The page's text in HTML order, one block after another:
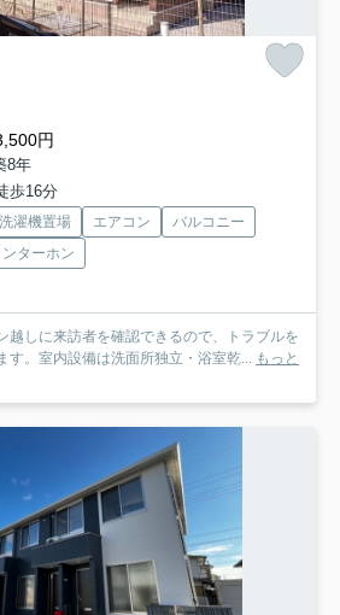
円
8年
歩16分
濯機置場 エアコン
バルコニー
ターホン
越しに来訪者を確認できるので、トラブルを
す。室内設備は洗面所独立・浴室乾... もっと